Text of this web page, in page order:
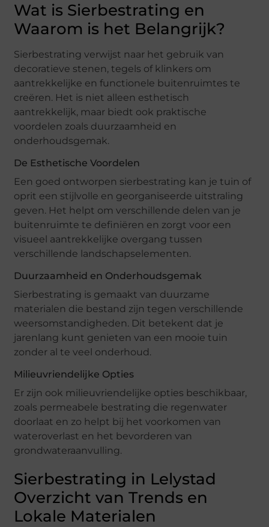
Wat is Sierbestrating en
Waarom is het Belangrijk?
Sierbestrating verwijst naar het gebruik van
decoratieve stenen, tegels of klinkers om
aantrekkelijke en functionele buitenruimtes te
creëren. Het is niet alleen esthetisch
aantrekkelijk, maar biedt ook praktische
voordelen zoals duurzaamheid en
onderhoudsgemak.
De Esthetische Voordelen
Een goed ontworpen sierbestrating kan je tuin of
oprit een stijlvolle en georganiseerde uitstraling
geven. Het helpt om verschillende delen van je
buitenruimte te definiëren en zorgt voor een
visueel aantrekkelijke overgang tussen
verschillende landschapselementen.
Duurzaamheid en Onderhoudsgemak
Sierbestrating is gemaakt van duurzame
materialen die bestand zijn tegen verschillende
weersomstandigheden. Dit betekent dat je
jarenlang kunt genieten van een mooie tuin
zonder al te veel onderhoud.
Milieuvriendelijke Opties
Er zijn ook milieuvriendelijke opties beschikbaar,
zoals permeabele bestrating die regenwater
doorlaat en zo helpt bij het voorkomen van
wateroverlast en het bevorderen van
grondwateraanvulling.
Sierbestrating in Lelystad
Overzicht van Trends en
Lokale Materialen